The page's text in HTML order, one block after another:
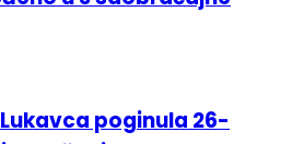
poginula 26-
Gračanice